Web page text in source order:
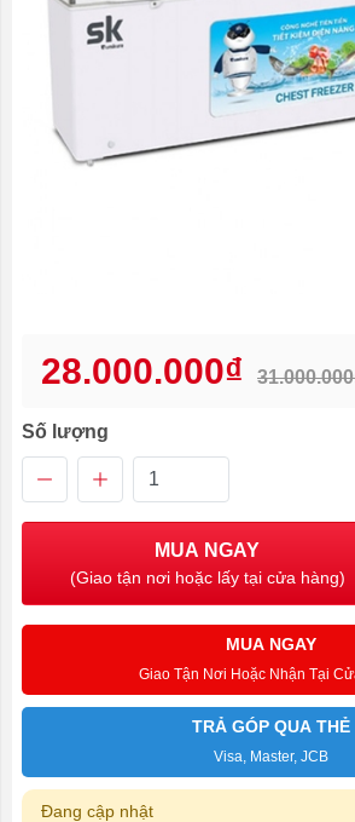
28.000.000₫
Số lượng
MUA NGAY
(Giao tận nơi hoặc lấy tại cửa hàng)
MUA NGAY
Giao Tận Nơi Hoặc Nhận Tại
TRẢ GÓP QUA THẺ
Visa, Master, JCB
Đang cập nhật